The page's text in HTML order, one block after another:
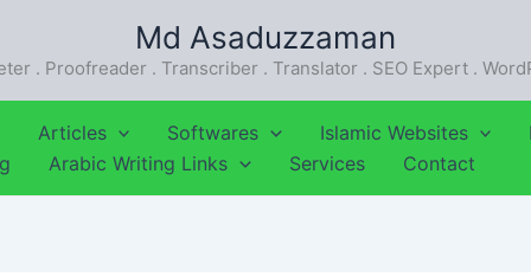
Md Asaduzzaman
. Proofreader . Transcriber . Translator . SEO Expert .
Articles Softwares Islamic Websites
Arabic Writing Links Services Contact